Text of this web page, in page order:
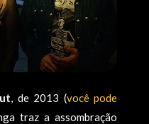
, de 2013 (você pode
traz a assombração